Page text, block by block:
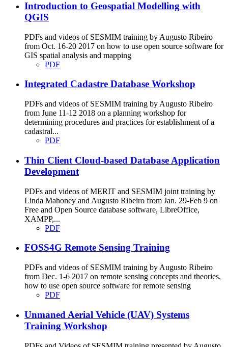
Introduction to Geospatial Modelling with
QGIS
PDFs and videos of SESMIM training by Augusto Ribeiro
from Oct. 16-20 2017 on how to use open source software for
GIS spatial analysis and mapping
PDF
Integrated Cadastre Database Workshop
PDFs and videos of SESMIM training by Augusto Ribeiro
from June 11-12 2018 on a planning workshop for
determining procedures and practices for establishment of a
cadastral...
PDF
Thin Client Cloud-based Database Application
Development
PDFs and videos of MERIT and SESMIM joint training by
Linda Mahoney and Augusto Ribeiro from Jan. 29-Feb 9 on
Free and Open Source database software, LibreOffice,
XAMPP,...
PDF
FOSS4G Remote Sensing Training
PDFs and videos of SESMIM training by Augusto Ribeiro
from Dec. 1-6 2017 on remote sensing concepts and theories,
how to use open source software for remote sensing
PDF
Unmaned Aerial Vehicle (UAV) Systems
Training Workshop